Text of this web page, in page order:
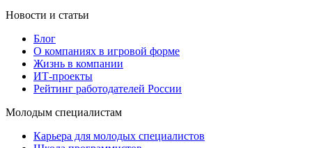
Новости и статьи
Блог
О компаниях в игровой форме
Жизнь в компании
ИТ-проекты
Рейтинг работодателей России
Молодым специалистам
Карьера для молодых специалистов